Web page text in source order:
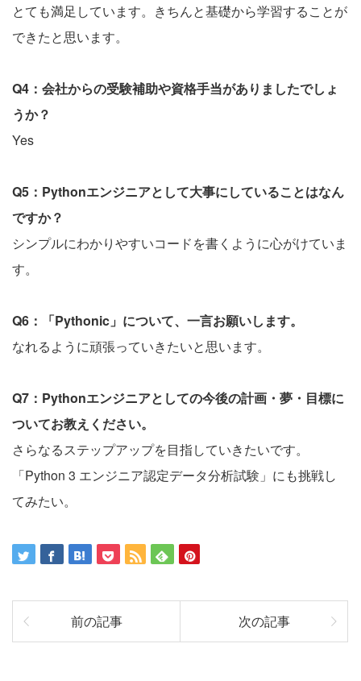
とても満足しています。きちんと基礎から学習することが
できたと思います。
Q4：会社からの受験補助や資格手当がありましたでしょ
うか？
Yes
Q5：Pythonエンジニアとして大事にしていることはなん
ですか？
シンプルにわかりやすいコードを書くように心がけていま
す。
Q6：「Pythonic」について、一言お願いします。
なれるように頑張っていきたいと思います。
Q7：Pythonエンジニアとしての今後の計画・夢・目標に
ついてお教えください。
さらなるステップアップを目指していきたいです。
「Python 3 エンジニア認定データ分析試験」にも挑戦し
てみたい。
前の記事 次の記事